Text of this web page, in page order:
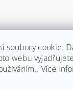
Shoptet.cz
soubory cookie.
webu vyjadřujete
Více